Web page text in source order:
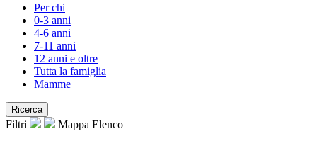
Per chi
0-3 anni
4-6 anni
7-11 anni
12 anni e oltre
Tutta la famiglia
Mamme
Ricerca
Filtri Mappa Elenco